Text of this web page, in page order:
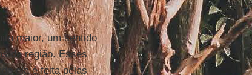
maior, um sentido
da região. Esses
ela é feita pelas